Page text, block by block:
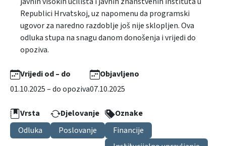
Republici Hrvatskoj, uz napomenu da programski
ugovor za naredno razdoblje još nije sklopljen. Ova
odluka stupa na snagu danom donošenja i vrijedi do
opoziva.
Vrijedi od – do
01.10.2025 – do opoziva
Objavljeno
07.10.2025
Vrsta
Odluka
Djelovanje
Poslovanje
Oznake
Financije